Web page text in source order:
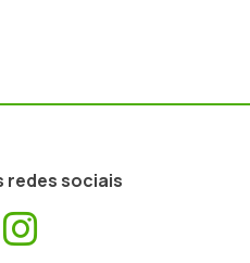
redes sociais
Facebook